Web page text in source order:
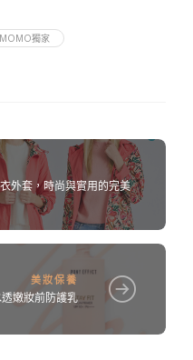
獨家
外套，時尚與實用的完美
美妝保養
嫩妝前防護乳